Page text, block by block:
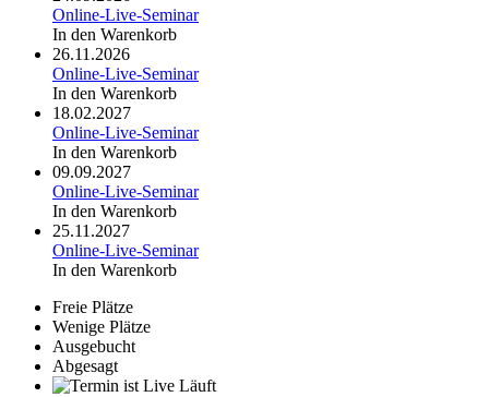
Online-Live-Seminar
In den Warenkorb
26.11.2026
Online-Live-Seminar
In den Warenkorb
18.02.2027
Online-Live-Seminar
In den Warenkorb
09.09.2027
Online-Live-Seminar
In den Warenkorb
25.11.2027
Online-Live-Seminar
In den Warenkorb
Freie Plätze
Wenige Plätze
Ausgebucht
Abgesagt
Läuft